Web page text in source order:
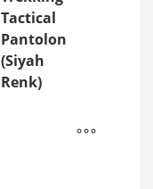
Tactical
Pantolon
(Siyah
Renk)